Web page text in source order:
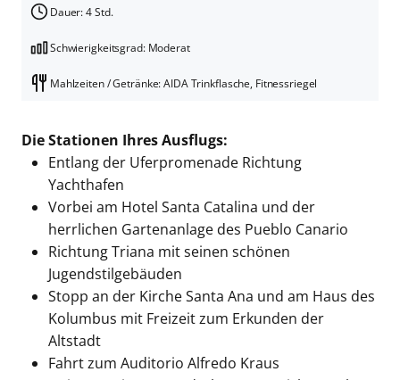
Dauer: 4 Std.
Schwierigkeitsgrad: Moderat
Mahlzeiten / Getränke: AIDA Trinkflasche, Fitnessriegel
Die Stationen Ihres Ausflugs:
Entlang der Uferpromenade Richtung
Yachthafen
Vorbei am Hotel Santa Catalina und der
herrlichen Gartenanlage des Pueblo Canario
Richtung Triana mit seinen schönen
Jugendstilgebäuden
Stopp an der Kirche Santa Ana und am Haus des
Kolumbus mit Freizeit zum Erkunden der
Altstadt
Fahrt zum Auditorio Alfredo Kraus